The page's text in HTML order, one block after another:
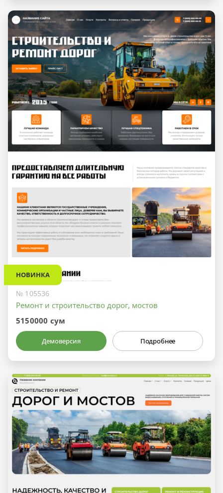
НОВИНКА
№ 105536
Ремонт и строительство дорог, мостов
5150000 сум
Демоверсия Подробнее